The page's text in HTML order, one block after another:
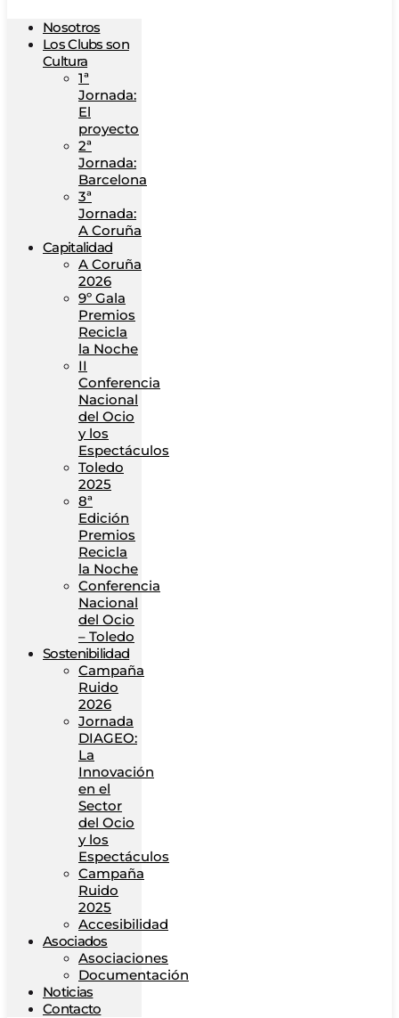
Nosotros
Los Clubs son
Cultura
1ª
Jornada:
El
proyecto
2ª
Jornada:
Barcelona
3ª
Jornada:
A Coruña
Capitalidad
A Coruña
2026
9º Gala
Premios
Recicla
la Noche
II
Conferencia
Nacional
del Ocio
y los
Espectáculos
Toledo
2025
8ª
Edición
Premios
Recicla
la Noche
Conferencia
Nacional
del Ocio
– Toledo
Sostenibilidad
Campaña
Ruido
2026
Jornada
DIAGEO:
La
Innovación
en el
Sector
del Ocio
y los
Espectáculos
Campaña
Ruido
2025
Accesibilidad
Asociados
Asociaciones
Documentación
Noticias
Contacto